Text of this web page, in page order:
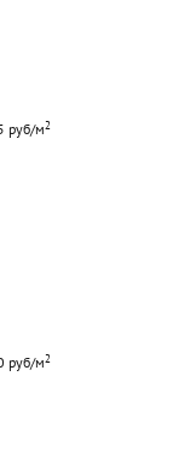
руб/м2
руб/м2